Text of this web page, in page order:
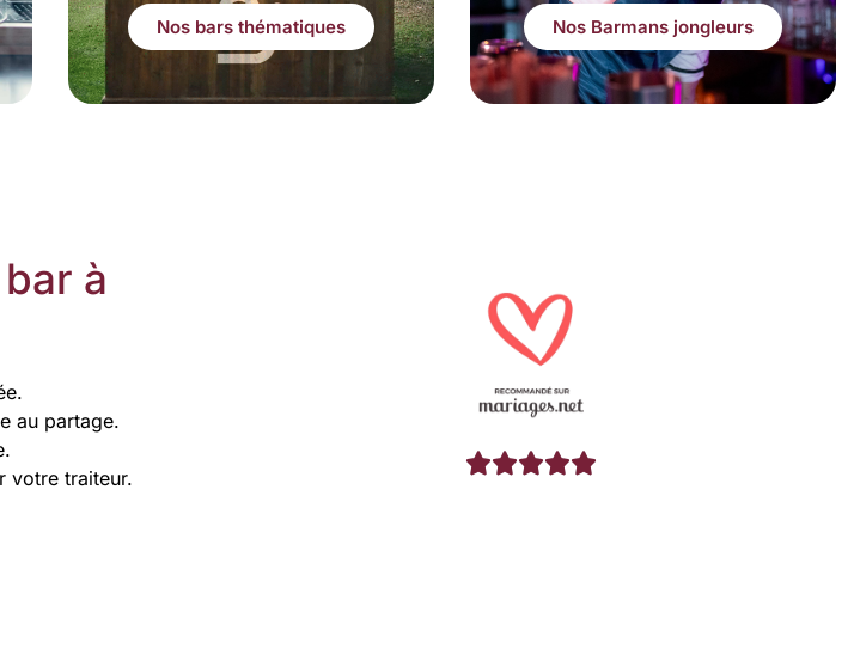
Nos bars thématiques Nos Barmans jongleurs
à
au partage.
votre traiteur.
